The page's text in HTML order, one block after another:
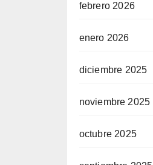
febrero 2026
enero 2026
diciembre 2025
noviembre 2025
octubre 2025